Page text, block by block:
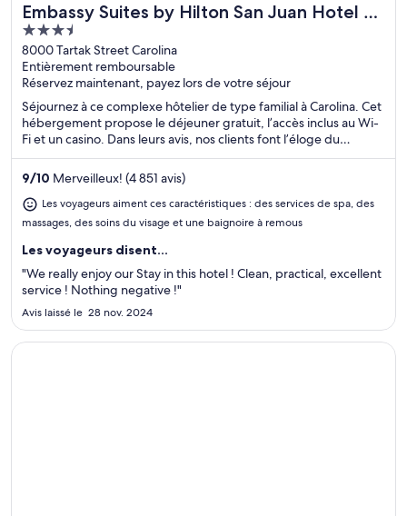
Idéal pour les fins de semaine au spa
Embassy Suites by Hilton San Juan Hotel &
Casino
3.5
out
of
5
8000 Tartak Street Carolina
Entièrement remboursable
Réservez maintenant, payez lors de votre séjour
Séjournez à ce complexe hôtelier de type familial à Carolina. Cet
hébergement propose le déjeuner gratuit, l’accès inclus au Wi-
Fi et un casino. Dans leurs avis, nos clients font l’éloge du
déjeuner et de la piscine. Deux attractions prisées, Plage d'Isla
Verde et Casino del Mar at La Concha Resort, se situent à
proximité.
9/10 Merveilleux! (4 851 avis)
Les voyageurs aiment ces caractéristiques : des services de spa, des
massages, des soins du visage et une baignoire à remous
Les voyageurs disent...
"We really enjoy our Stay in this hotel ! Clean, practical, excellent
service ! Nothing negative !"
Avis laissé le 28 nov. 2024
S’ouvre dans une nouvelle fenêtre
Margaritaville Vacation Club - St. Thomas